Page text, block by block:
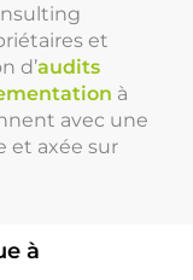
et
d’audits
à
avec une
et axée sur
à